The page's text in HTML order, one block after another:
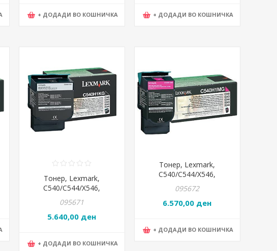
+ ДОДАДИ ВО КОШНИЧКА + ДОДАДИ ВО КОШНИЧКА
Тонер, Lexmark,
C540/C544/X546,
C540H1KG, Црна
095671
5.640,00 ден
+ ДОДАДИ ВО КОШНИЧКА
Тонер, Lexmark,
C540/C544/X546,
C540H1MG, Магента
095672
6.570,00 ден
+ ДОДАДИ ВО КОШНИЧКА